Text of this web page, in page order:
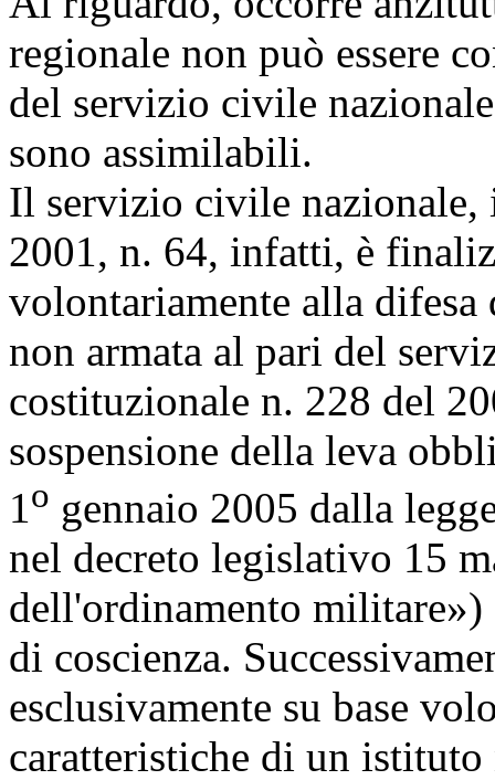
regionale non può essere
del servizio civile
sono assimilabili.
Il servizio civile nazionale,
2001, n. 64, infatti, è
volontariamente alla
non armata al pari del
costituzionale n. 228 del
sospensione della leva
1 o gennaio 2005 dalla
nel decreto legislativo 15
dell'ordinamento
di coscienza.
esclusivamente su base
caratteristiche di un